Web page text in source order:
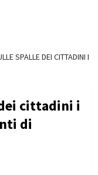
SPALLE DEI CITTADINI I
cittadini i
di